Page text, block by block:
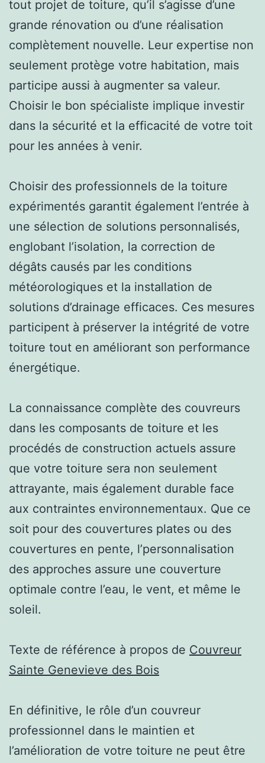
tout projet de toiture, qu’il s’agisse d’une
grande rénovation ou d’une réalisation
complètement nouvelle. Leur expertise non
seulement protège votre habitation, mais
participe aussi à augmenter sa valeur.
Choisir le bon spécialiste implique investir
dans la sécurité et la efficacité de votre toit
pour les années à venir.
Choisir des professionnels de la toiture
expérimentés garantit également l’entrée à
une sélection de solutions personnalisés,
englobant l’isolation, la correction de
dégâts causés par les conditions
météorologiques et la installation de
solutions d’drainage efficaces. Ces mesures
participent à préserver la intégrité de votre
toiture tout en améliorant son performance
énergétique.
La connaissance complète des couvreurs
dans les composants de toiture et les
procédés de construction actuels assure
que votre toiture sera non seulement
attrayante, mais également durable face
aux contraintes environnementaux. Que ce
soit pour des couvertures plates ou des
couvertures en pente, l’personnalisation
des approches assure une couverture
optimale contre l’eau, le vent, et même le
soleil.
Texte de référence à propos de Couvreur
Sainte Genevieve des Bois
En définitive, le rôle d’un couvreur
professionnel dans le maintien et
l’amélioration de votre toiture ne peut être